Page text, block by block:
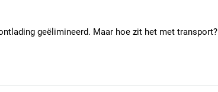
geëlimineerd. Maar hoe zit het met